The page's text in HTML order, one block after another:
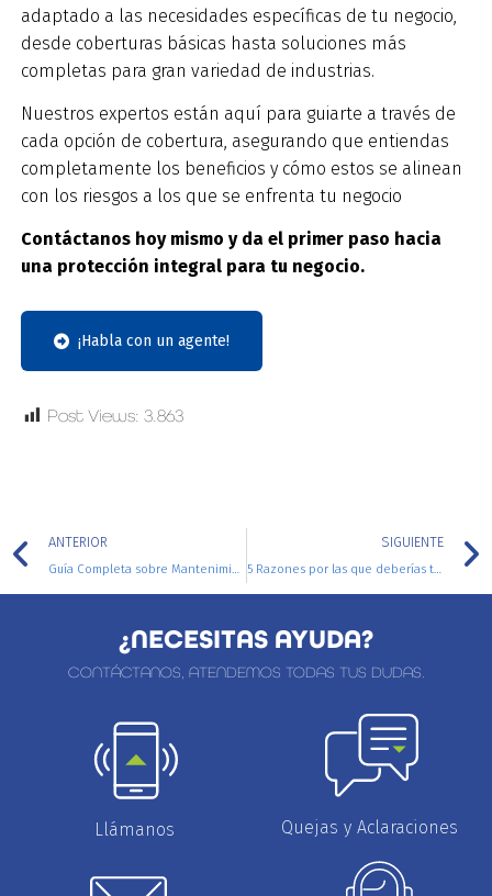
adaptado a las necesidades específicas de tu negocio,
desde coberturas básicas hasta soluciones más
completas para gran variedad de industrias.
Nuestros expertos están aquí para guiarte a través de
cada opción de cobertura, asegurando que entiendas
completamente los beneficios y cómo estos se alinean
con los riesgos a los que se enfrenta tu negocio
Contáctanos hoy mismo y da el primer paso hacia
una protección integral para tu negocio.
¡Habla con un agente!
Post Views: 3.863
ANTERIOR
Guía Completa sobre Mantenimiento Automotriz: Cuida tu Vehículo y Prolonga su Vida Útil
SIGUIENTE
5 Razones por las que deberías tener una Póliza de Vida
¿NECESITAS AYUDA?
CONTÁCTANOS, ATENDEMOS TODAS TUS DUDAS.
Llámanos Quejas y Aclaraciones